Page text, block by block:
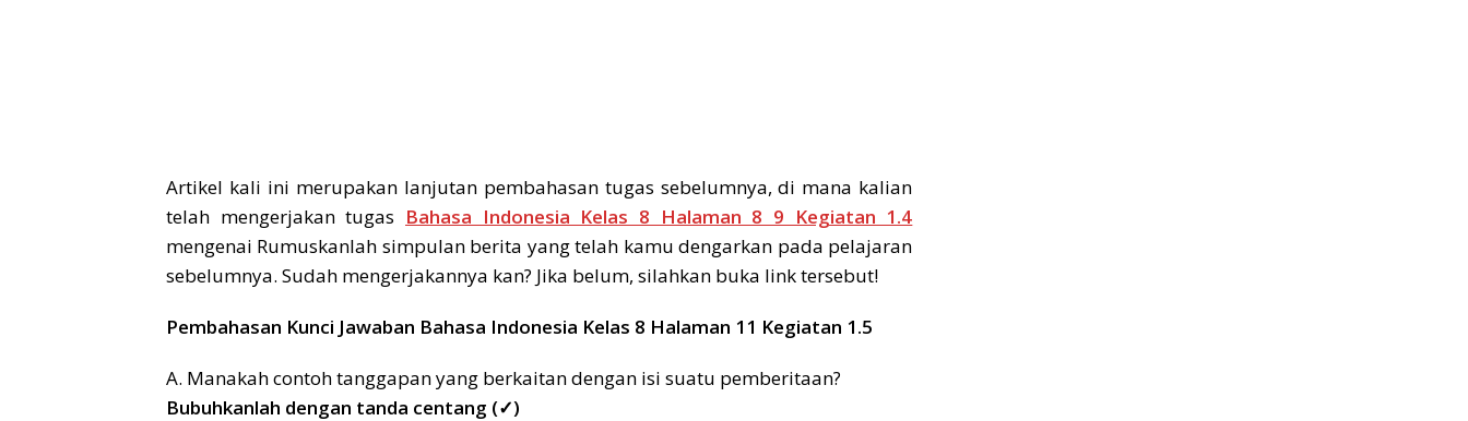
Artikel kali ini merupakan lanjutan pembahasan tugas sebelumnya, di mana kalian
telah mengerjakan tugas Bahasa Indonesia Kelas 8 Halaman 8 9 Kegiatan 1.4
mengenai Rumuskanlah simpulan berita yang telah kamu dengarkan pada pelajaran
sebelumnya. Sudah mengerjakannya kan? Jika belum, silahkan buka link tersebut!
Pembahasan Kunci Jawaban Bahasa Indonesia Kelas 8 Halaman 11 Kegiatan 1.5
A. Manakah contoh tanggapan yang berkaitan dengan isi suatu pemberitaan?
Bubuhkanlah dengan tanda centang (✓)